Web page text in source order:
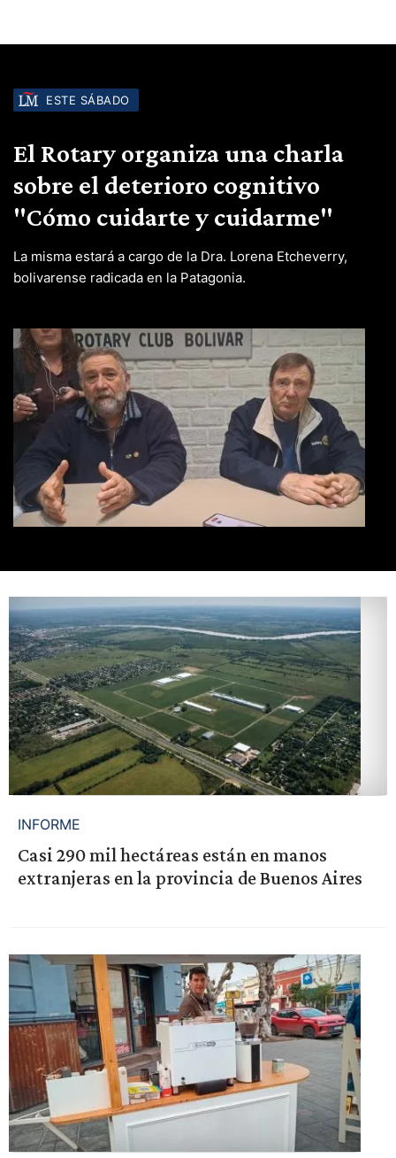
ESTE SÁBADO
El Rotary organiza una charla
sobre el deterioro cognitivo
"Cómo cuidarte y cuidarme"
La misma estará a cargo de la Dra. Lorena Etcheverry,
bolivarense radicada en la Patagonia.
INFORME
Casi 290 mil hectáreas están en manos
extranjeras en la provincia de Buenos Aires